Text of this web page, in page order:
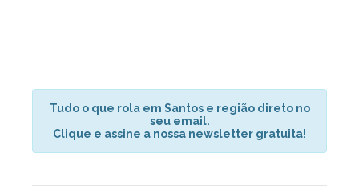
Tudo o que rola em Santos e região direto no
seu email.
Clique e assine a nossa newsletter gratuita!